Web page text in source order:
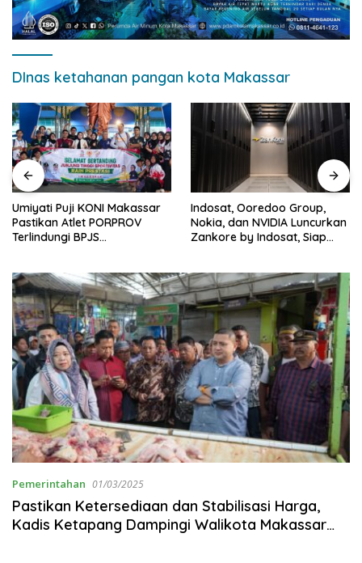
DInas ketahanan pangan kota Makassar
Umiyati Puji KONI Makassar
Pastikan Atlet PORPROV
Terlindungi BPJS
Indosat, Ooredoo Group,
Nokia, dan NVIDIA Luncurkan
Zankore by Indosat, Siap
Infrastruktur AI Terintegerasi
Pemerintahan 01/03/2025
Pastikan Ketersediaan dan Stabilisasi Harga,
Kadis Ketapang Dampingi Walikota Makassar